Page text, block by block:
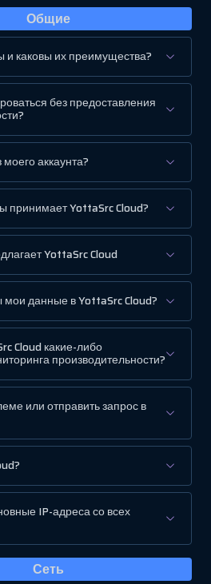
Общие
и каковы их преимущества?
без предоставления
аккаунта?
принимает YottaSrc Cloud?
YottaSrc Cloud
мои данные в YottaSrc Cloud?
Cloud какие-либо
производительности?
или отправить запрос в
IP-адреса со всех
Сеть